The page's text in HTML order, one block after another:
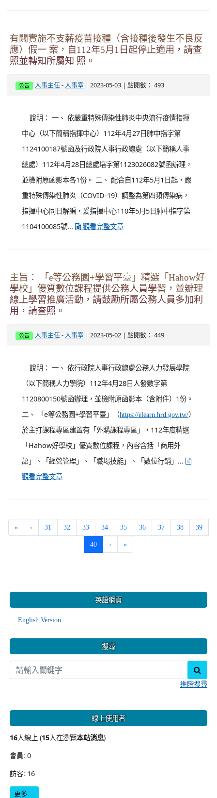
有關實施不支薪疫苗接種（含接種後發生不良反
應）假一 案，自112年5月1日起停止適用，請查
照並轉知所屬知 照。
公告 人事主任 - 人事室 | 2023-05-03 | 點閱數： 493
說明： 一、 依嚴重特殊傳染性肺炎中央流行疫情指揮
中心（以下簡稱指揮中心）112年4月27日肺中指字第
1124100187號函及行政院人事行政總處（以下簡稱人事
總處）112年4月28日總處培字第1123026082號函辦理，
並檢附原函影本各1份。 二、 配合自112年5月1日起，嚴
重特殊傳染性肺炎（COVID-19）調整為第四類傳染病，
指揮中心同日解編，爰指揮中心110年5月5日肺中指字第
1104100085號...
觀看完整文章
主旨： 「e等公務園+學習平臺」精選「Hahow好
學校」優質數位課程提供公務人員學習，並辧理
線上學習推廣活動，請鼓勵所屬公務人員多加利
用，請查照。
公告 人事主任 - 人事室 | 2023-05-02 | 點閱數： 449
說明： 一、 依行政院人事行政總處公務人力發展學院
（以下簡稱人力學院）112年4月28日人發數字第
1120800150號函辦理，並檢附原函影本（含附件）1份。
二、 「e等公務園+學習平臺」（https://elearn.hrd.gov.tw/）
於主打課程專區建置有「外購課程專區」，112年度精選
「Hahow好學校」優質數位課程，內容含括「商用外
語」、「經營管理」、「職場技能」、「數位行銷」...
觀看完整文章
« ‹ 31 32 33 34 35 36 37 38 39
40(current)
› »
英語網頁
English Version
搜尋
進階搜尋
線上使用者
16人線上 (15人在瀏覽本站消息)
會員: 0
訪客: 16
更多…